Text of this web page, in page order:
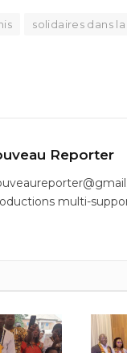
solidaires dans
Reporter
multi-